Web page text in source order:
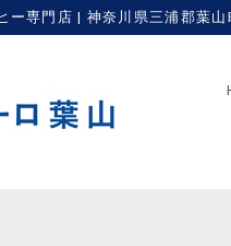
ー専門店 | 神奈川県三浦郡葉